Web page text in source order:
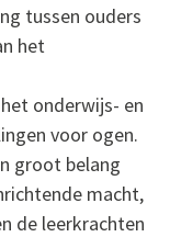
tussen ouders
het
onderwijs- en
voor ogen.
groot belang
macht,
de leerkrachten